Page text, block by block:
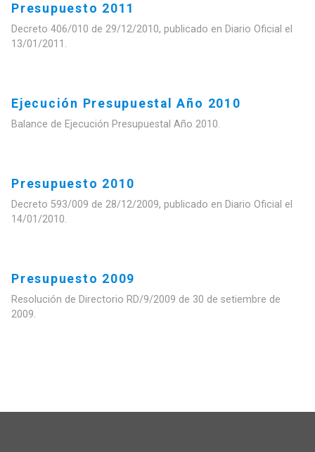
Presupuesto 2011
Decreto 406/010 de 29/12/2010, publicado en Diario Oficial el
13/01/2011.
Ejecución Presupuestal Año 2010
Balance de Ejecución Presupuestal Año 2010.
Presupuesto 2010
Decreto 593/009 de 28/12/2009, publicado en Diario Oficial el
14/01/2010.
Presupuesto 2009
Resolución de Directorio RD/9/2009 de 30 de setiembre de
2009.